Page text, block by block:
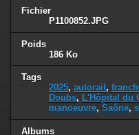
Fichier
P1100852.JPG
Poids
186 Ko
Tags
2025, autorail ,
Doubs, L'Hôpital du
manoeuvre, Saône,
Albums